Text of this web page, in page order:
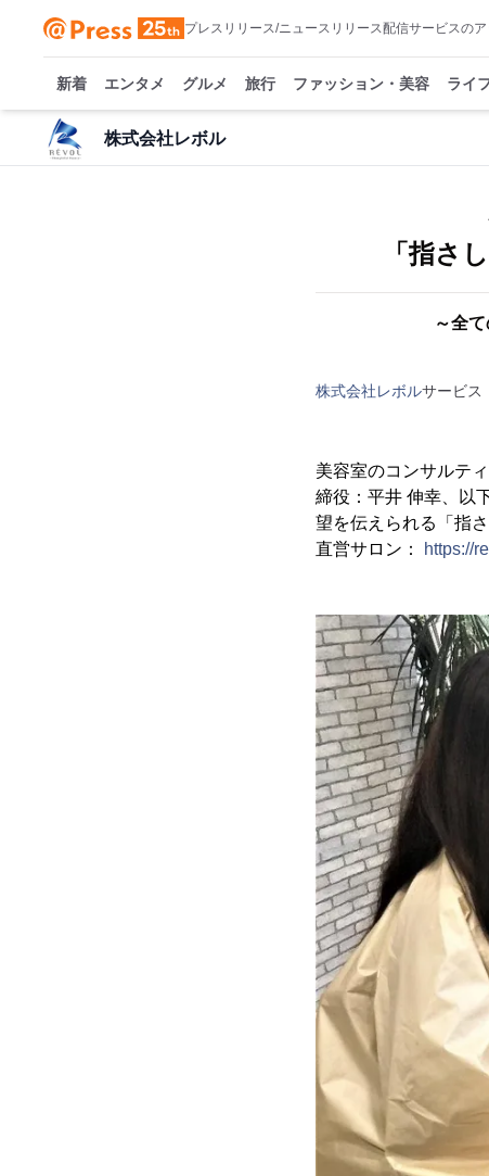
プレスリリース/ニュースリリース配信サービスの
新着 エンタメ グルメ 旅行 ファッション・美容 ライ
株式会社レボル
「指さ
～全
株式会社レボルサービス
美容室のコンサルテ
締役：平井 伸幸、以
望を伝えられる「指
直営サロン：
https://